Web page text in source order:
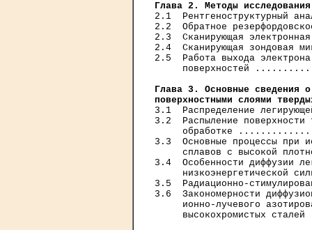
Глава 2. Методы
2.1
2.2  Обратное
2.3  Сканирующая
2.4  Сканирующая
2.5  Работа выхода
поверхностей
Глава 3. Основные сведения
поверхностными слоями
3.1  Распределение
3.2  Распыление поверхности
обработке
3.3  Основные процессы при
сплавов с высокой
3.4  Особенности диффузии
низкоэнергетической
3.5  Радиационно-
3.6  Закономерности
ионно-лучевого
высокохромистых сталей